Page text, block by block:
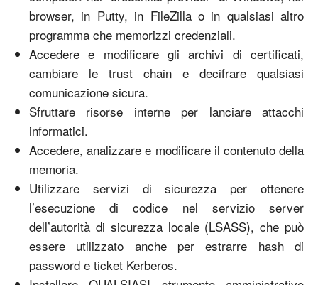
browser, in Putty, in FileZilla o in qualsiasi altro
programma che memorizzi credenziali.
Accedere e modificare gli archivi di certificati,
cambiare le trust chain e decifrare qualsiasi
comunicazione sicura.
Sfruttare risorse interne per lanciare attacchi
informatici.
Accedere, analizzare e modificare il contenuto della
memoria.
Utilizzare servizi di sicurezza per ottenere
l’esecuzione di codice nel servizio server
dell’autorità di sicurezza locale (LSASS), che può
essere utilizzato anche per estrarre hash di
password e ticket Kerberos.